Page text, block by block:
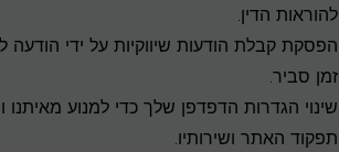
להוראות הדין.
הפסקת קבלת הודעות שיווקיות על ידי
זמן סביר.
שינוי הגדרות הדפדפן שלך כדי למנוע
תפקוד האתר ושירותיו.